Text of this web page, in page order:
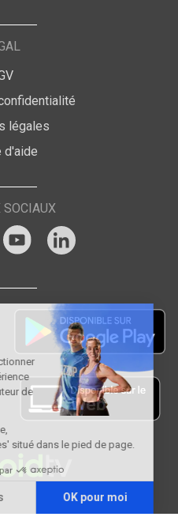
légales
d'aide
SOCIAUX
fonctionner
hauteur de
suite,
situé dans le pied de page.
par
OK pour moi